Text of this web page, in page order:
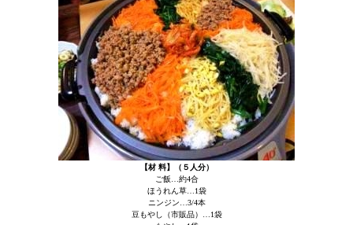
【材 料】（５人分）
ご飯…約4合
ほうれん草…1袋
ニンジン…3/4本
豆もやし（市販品）…1袋